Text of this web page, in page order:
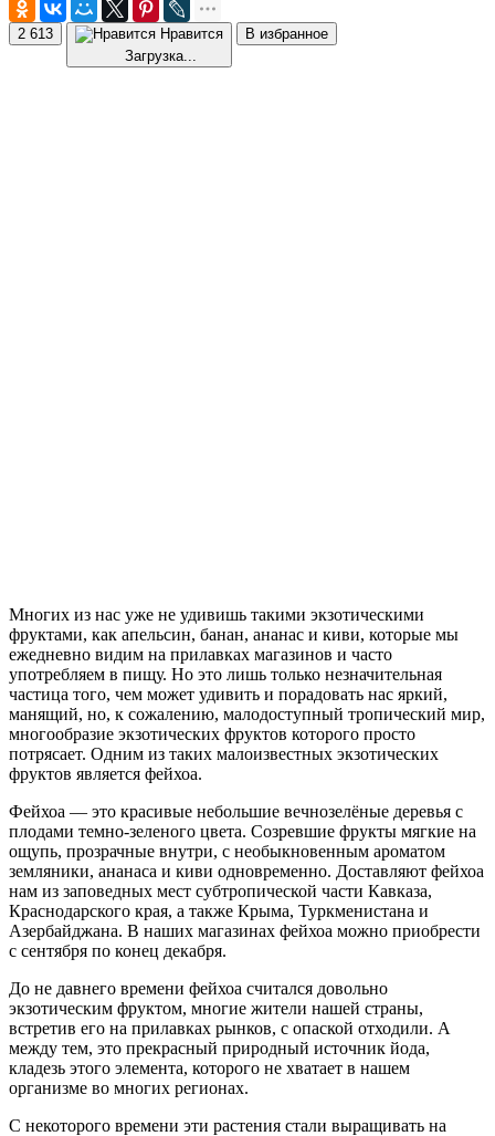
2 613
Нравится
Загрузка...
В избранное
Многих из нас уже не удивишь такими экзотическими
фруктами, как апельсин, банан, ананас и киви, которые мы
ежедневно видим на прилавках магазинов и часто
употребляем в пищу. Но это лишь только незначительная
частица того, чем может удивить и порадовать нас яркий,
манящий, но, к сожалению, малодоступный тропический мир,
многообразие экзотических фруктов которого просто
потрясает. Одним из таких малоизвестных экзотических
фруктов является фейхоа.
Фейхоа — это красивые небольшие вечнозелёные деревья с
плодами темно-зеленого цвета. Созревшие фрукты мягкие на
ощупь, прозрачные внутри, с необыкновенным ароматом
земляники, ананаса и киви одновременно. Доставляют фейхоа
нам из заповедных мест субтропической части Кавказа,
Краснодарского края, а также Крыма, Туркменистана и
Азербайджана. В наших магазинах фейхоа можно приобрести
с сентября по конец декабря.
До не давнего времени фейхоа считался довольно
экзотическим фруктом, многие жители нашей страны,
встретив его на прилавках рынков, с опаской отходили. А
между тем, это прекрасный природный источник йода,
кладезь этого элемента, которого не хватает в нашем
организме во многих регионах.
С некоторого времени эти растения стали выращивать на